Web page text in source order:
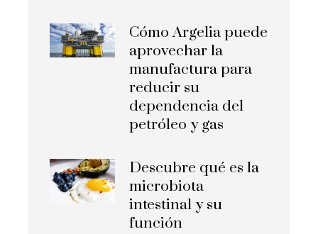
Cómo Argelia puede
aprovechar la
manufactura para
reducir su
dependencia del
petróleo y gas
Descubre qué es la
microbiota
intestinal y su
función